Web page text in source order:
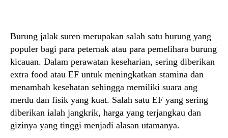
Burung jalak suren merupakan salah satu burung yang
populer bagi para peternak atau para pemelihara burung
kicauan. Dalam perawatan keseharian, sering diberikan
extra food atau EF untuk meningkatkan stamina dan
menambah kesehatan sehingga memiliki suara ang
merdu dan fisik yang kuat. Salah satu EF yang sering
diberikan ialah jangkrik, harga yang terjangkau dan
gizinya yang tinggi menjadi alasan utamanya.